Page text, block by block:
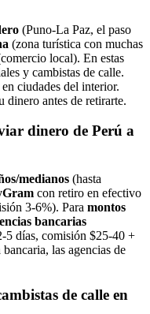
(Puno-La Paz, el paso
(zona turística con muchas
local). En estas
y cambistas de calle.
ciudades del interior.
dinero antes de retirarte.
dinero de Perú a
medianos (hasta
con retiro en efectivo
3-6%). Para montos
bancarias
5 días, comisión $25-40 +
las agencias de
de calle en